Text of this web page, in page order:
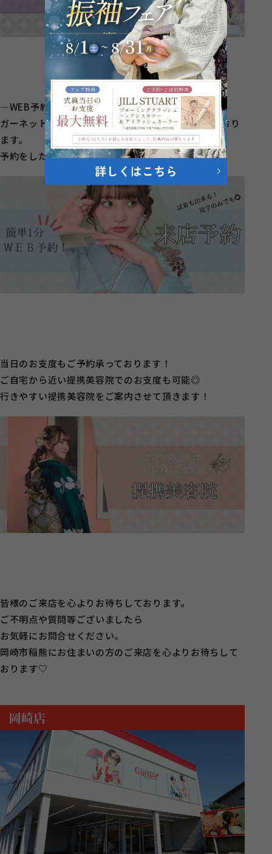
―WEB予約について―
ガーネットでは現在WEBからのご予約を受け付けており
ます。
予約をしたいとき、お店の営業時間外でも可能！
当日のお支度もご予約承っております！
ご自宅から近い提携美容院でのお支度も可能◎
行きやすい提携美容院をご案内させて頂きます！
皆様のご来店を心よりお待ちしております。
ご不明点や質問等ございましたら
お気軽にお問合せください。
岡崎市稲熊にお住まいの方のご来店を心よりお待ちして
おります♡